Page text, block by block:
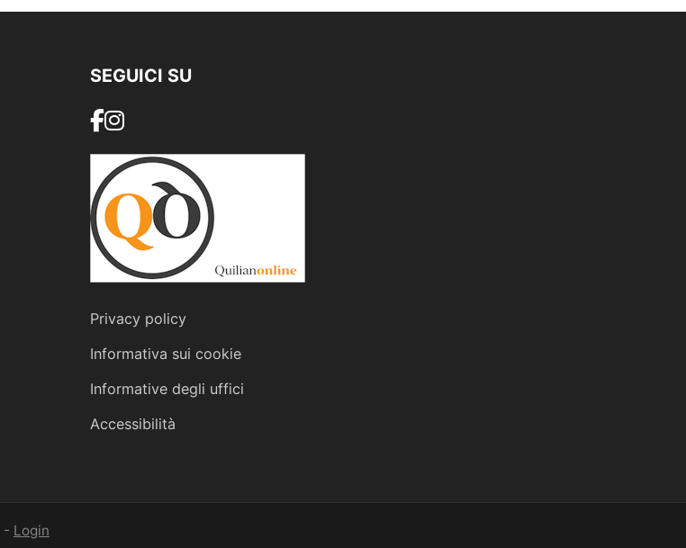
SEGUICI SU
Privacy policy
Informativa sui cookie
Informative degli uffici
Accessibilità
- Login